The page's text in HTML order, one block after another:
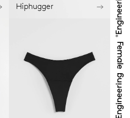
Hiphugger